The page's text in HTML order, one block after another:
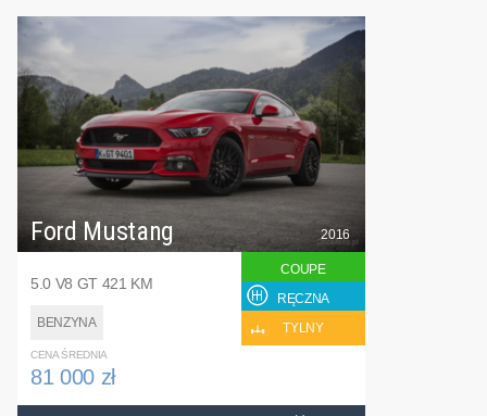
Ford Mustang
5.0 V8 GT 421 KM
BENZYNA
2016
COUPE
RĘCZNA
TYLNY
CENA ŚREDNIA
81 000 zł